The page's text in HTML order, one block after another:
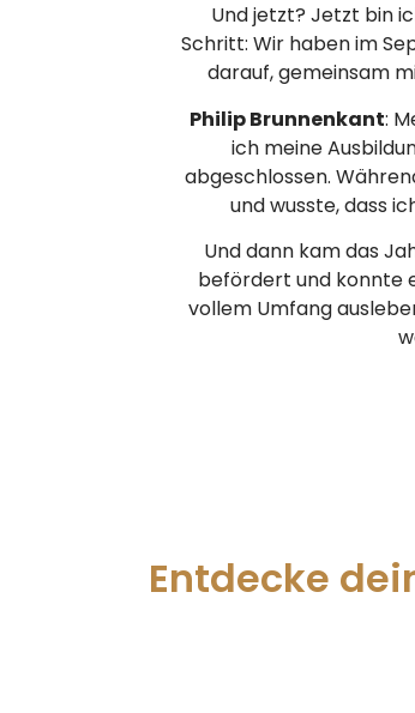
Und jetzt? Jetzt bin
Schritt: Wir haben im
darauf, gemeinsam
Philip Brunnenkant:
ich meine
abgeschlossen.
und wusste, dass
Und dann kam das
befördert und konnte
vollem Umfang
Entdecke